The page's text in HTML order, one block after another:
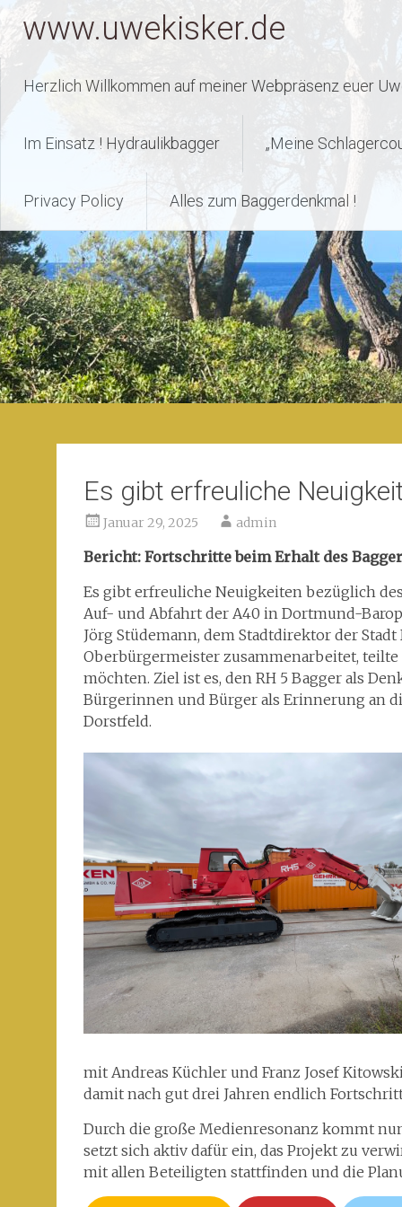
Zum
Inhalt
springen
www.uwekisker.de
Herzlich Willkommen auf meiner Webpräsenz euer
Im Einsatz ! Hydraulikbagger „Meine
Privacy Policy Alles zum Baggerdenkmal !
Es gibt erfreuliche
Januar 29, 2025 admin
Bericht: Fortschritte beim Erhalt des
Es gibt erfreuliche Neuigkeiten bezüglich
Auf- und Abfahrt der A40 in Dortmund-
Jörg Stüdemann, dem Stadtdirektor der
Oberbürgermeister zusammenarbeitet,
möchten. Ziel ist es, den RH 5 Bagger als
Bürgerinnen und Bürger als Erinnerung an
Dorstfeld.
mit Andreas Küchler und Franz Josef
damit nach gut drei Jahren endlich
Durch die große Medienresonanz kommt
setzt sich aktiv dafür ein, das Projekt zu
mit allen Beteiligten stattfinden und die